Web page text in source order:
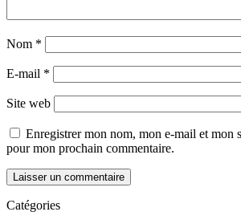
Nom *
E-mail *
Site web
Enregistrer mon nom, mon e-mail et mon
pour mon prochain commentaire.
Catégories